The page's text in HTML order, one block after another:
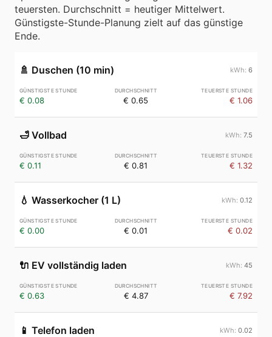
teuersten. Durchschnitt = heutiger Mittelwert.
Günstigste-Stunde-Planung zielt auf das günstige
Ende.
🚿 Duschen (10 min) 6
€ 0.08 € 0.65 € 1.06
🛁 Vollbad 7.5
€ 0.11 € 0.81 € 1.32
💧 Wasserkocher (1 L) 0.12
€ 0.00 € 0.01 € 0.02
🔌 EV vollständig laden 45
€ 0.63 € 4.87 € 7.92
📱 Telefon laden 0.02